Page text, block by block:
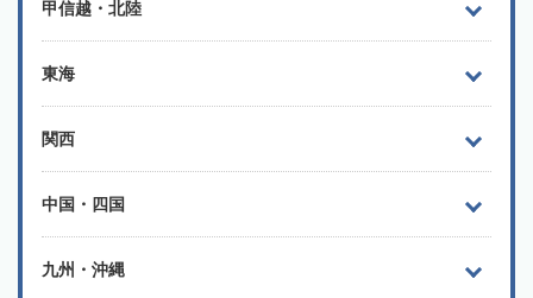
甲信越・北陸
東海
関西
中国・四国
九州・沖縄